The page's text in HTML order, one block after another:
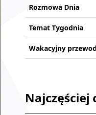
Rozmowa Dnia
Temat Tygodnia
Wakacyjny
Najczęściej